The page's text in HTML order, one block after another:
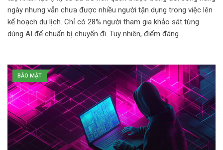
ngày nhưng vẫn chưa được nhiều người tận dụng trong việc lên
kế hoạch du lịch. Chỉ có 28% người tham gia khảo sát từng
dùng AI để chuẩn bị chuyến đi. Tuy nhiên, điểm đáng…
BẢO MẬT